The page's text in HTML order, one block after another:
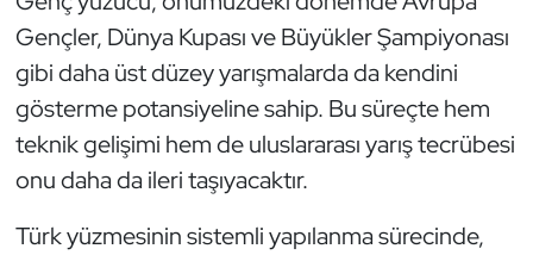
Gençler, Dünya Kupası ve Büyükler Şampiyonası
gibi daha üst düzey yarışmalarda da kendini
gösterme potansiyeline sahip. Bu süreçte hem
teknik gelişimi hem de uluslararası yarış tecrübesi
onu daha da ileri taşıyacaktır.
Türk yüzmesinin sistemli yapılanma sürecinde,
Triatlon
Voleybol
Vücut Geliştirme Fitness
Wushu Kungfu